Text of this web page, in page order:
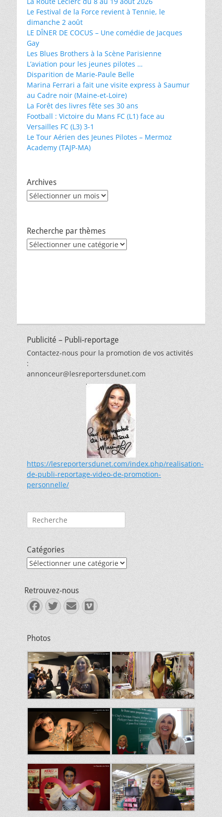
Le Festival de la Force revient à Tennie, le
dimanche 2 août
LE DÎNER DE COCUS – Une comédie de Jacques
Gay
Les Blues Brothers à la Scène Parisienne
L’aviation pour les jeunes pilotes …
Disparition de Marie-Paule Belle
Marina Ferrari a fait une visite express à Saumur
au Cadre noir (Maine-et-Loire)
La Forêt des livres fête ses 30 ans
Football : Victoire du Mans FC (L1) face au
Versailles FC (L3) 3-1
Le Tour Aérien des Jeunes Pilotes – Mermoz
Academy (TAJP-MA)
Archives
Archives
Recherche par thèmes
Recherche
Publicité – Publi-reportage
Contactez-nous pour la promotion de vos activités
:
annonceur@lesreportersdunet.com
https://lesreportersdunet.com/index.php/realisation-
de-publi-reportage-video-de-promotion-
personnelle/
Rechercher :
Catégories
Catégories
Retrouvez-nous
Facebook
Twitter
E-
mail
Vimeo
Photos